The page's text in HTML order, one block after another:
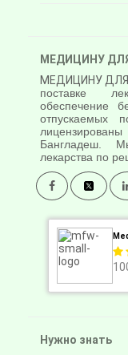
МЕДИЦИНУ
МЕДИЦИНУ ДЛЯ
поставке
обеспечение
лицензированы
Бангладеш.
лекарства по
Нужно знать